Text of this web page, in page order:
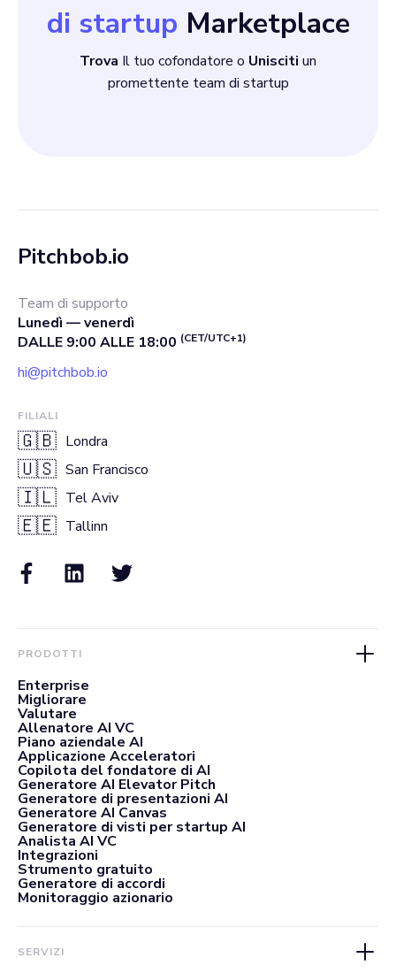
di startup Marketplace
Trova Il tuo cofondatore o Unisciti un
promettente team di startup
Pitchbob.io
Team di supporto
Lunedì — venerdì
DALLE 9:00 ALLE 18:00 (CET/UTC+1)
hi@pitchbob.io
FILIALI
🇬🇧 Londra
🇺🇸 San Francisco
🇮🇱 Tel Aviv
🇪🇪 Tallinn
PRODOTTI
Enterprise
Migliorare
Valutare
Allenatore AI VC
Piano aziendale AI
Applicazione Acceleratori
Copilota del fondatore di AI
Generatore AI Elevator Pitch
Generatore di presentazioni AI
Generatore AI Canvas
Generatore di visti per startup AI
Analista AI VC
Integrazioni
Strumento gratuito
Generatore di accordi
Monitoraggio azionario
SERVIZI